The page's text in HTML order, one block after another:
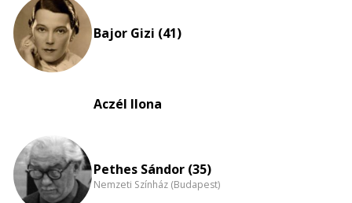
Bajor Gizi (41)
Aczél Ilona
Pethes Sándor (35)
Nemzeti Színház (Budapest)